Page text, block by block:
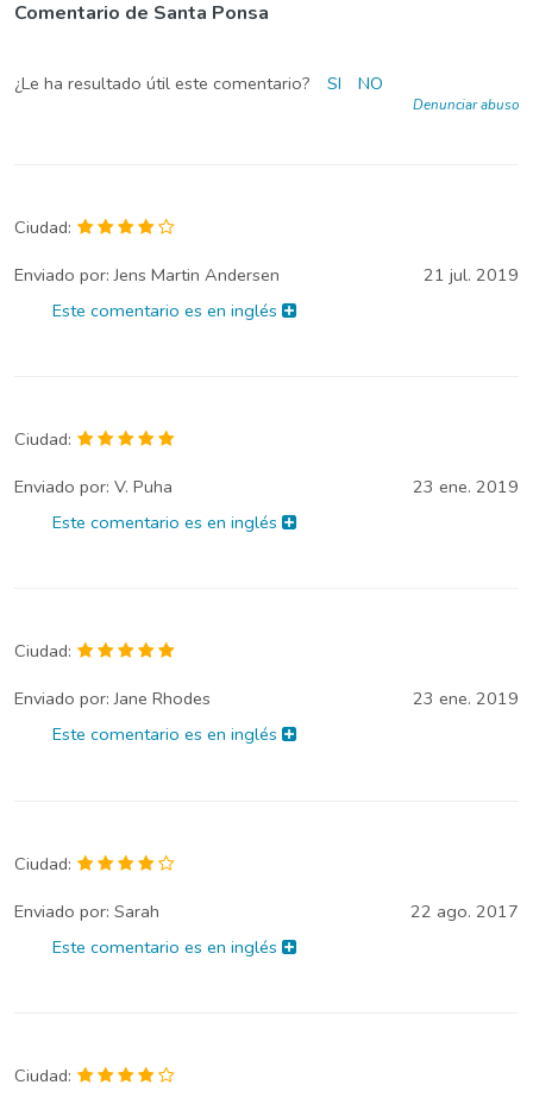
Comentario de Santa Ponsa
¿Le ha resultado útil este comentario? SI NO
Denunciar abuso
Ciudad:
Enviado por:Jens Martin Andersen
21 jul. 2019
Este comentario es en inglés
Ciudad:
Enviado por: V. Puha
23 ene. 2019
Este comentario es en inglés
Ciudad:
Enviado por:Jane Rhodes
23 ene. 2019
Este comentario es en inglés
Ciudad:
Enviado por: Sarah
22 ago. 2017
Este comentario es en inglés
Ciudad: